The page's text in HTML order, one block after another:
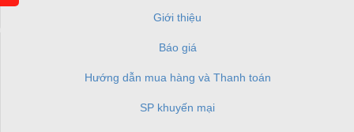
Giới thiệu
Báo giá
Hướng dẫn mua hàng và Thanh toán
SP khuyến mại